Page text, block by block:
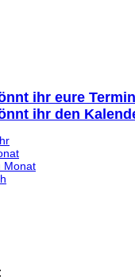
ihr eure
ihr den
Monat